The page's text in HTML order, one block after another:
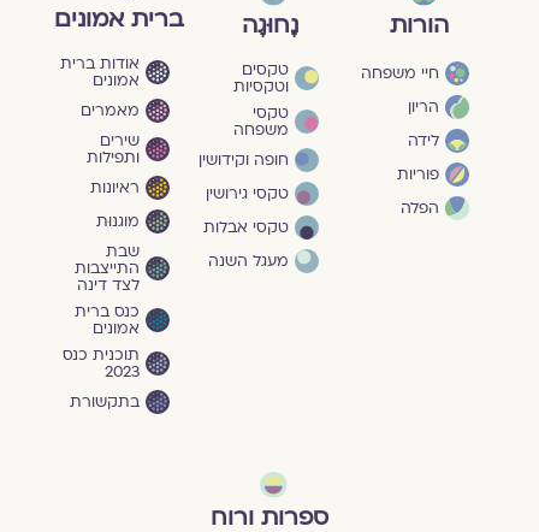
הורות
חיי משפחה
הריון
לידה
פוריות
הפלה
נָחוּגָה
טקסים
וטקסיות
טקסי
משפחה
חופה וקידושין
טקסי גירושין
טקסי אבלות
מעגל השנה
ברית אמונים
אודות ברית
אמונים
מאמרים
שירים
ותפילות
ראיונות
מוגנוּת
שבת
התייצבות
לצד דינה
כנס ברית
אמונים
תוכנית כנס
2023
בתקשורת
ספרות ורוח